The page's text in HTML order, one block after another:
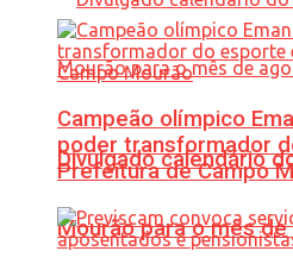
Divulgado calendário
Mourão para o mês
Campeão olímpico
poder transformador
Prefeitura de Campo